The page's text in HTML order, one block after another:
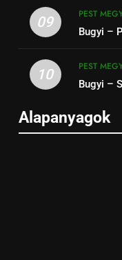
09
PEST
Bugyi –
10
PEST
Bugyi –
Alapanyagok